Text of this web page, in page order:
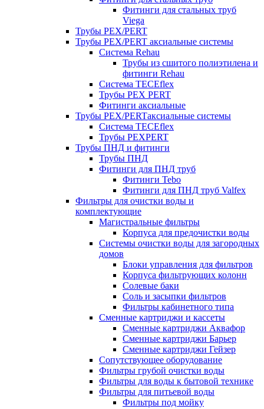
Фитинги для стальных труб
Viega
Трубы PEX/PERT
Трубы PEX/PERT аксиальные системы
Система Rehau
Трубы из сшитого полиэтилена и
фитинги Rehau
Система TECEflex
Трубы PEX PERT
Фитинги аксиальные
Трубы PEX/PERTаксиальные системы
Система TECEflex
Трубы PEXPERT
Трубы ПНД и фитинги
Трубы ПНД
Фитинги для ПНД труб
Фитинги Tebo
Фитинги для ПНД труб Valfex
Фильтры для очистки воды и
комплектующие
Магистральные фильтры
Корпуса для предочистки воды
Системы очистки воды для загородных
домов
Блоки управления для фильтров
Корпуса фильтрующих колонн
Солевые баки
Соль и засыпки фильтров
Фильтры кабинетного типа
Сменные картриджи и кассеты
Сменные картриджи Аквафор
Сменные картриджи Барьер
Сменные картриджи Гейзер
Сопутствующее оборудование
Фильтры грубой очистки воды
Фильтры для воды к бытовой технике
Фильтры для питьевой воды
Фильтры под мойку